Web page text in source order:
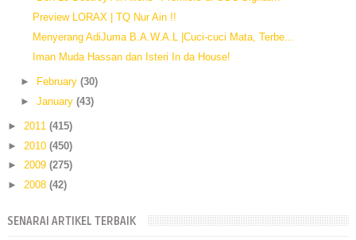
Preview LORAX | TQ Nur Ain !!
Menyerang AdiJuma B.A.W.A.L |Cuci-cuci Mata, Terbe...
Iman Muda Hassan dan Isteri In da House!
► February (30)
► January (43)
► 2011 (415)
► 2010 (450)
► 2009 (275)
► 2008 (42)
SENARAI ARTIKEL TERBAIK